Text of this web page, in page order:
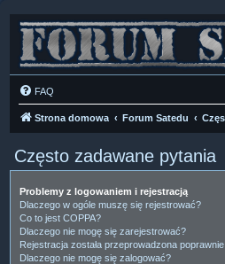
FAQ
Strona domowa Forum Satedu
Często zadawane pytania
Problemy z logowaniem i rejestracją
Dlaczego w ogóle muszę się rejestrować?
Co to jest COPPA?
Dlaczego nie mogę się zarejestrować?
Rejestracja została przeprowadzona
Dlaczego nie mogę się zalogować?